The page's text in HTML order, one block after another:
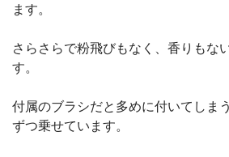
ます。
さらさらで粉飛びもなく、香りもな
す。
付属のブラシだと多めに付いてしま
ずつ乗せています。